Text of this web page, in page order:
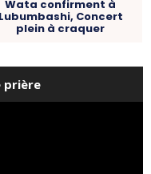
Wata confirment à
Lubumbashi, Concert
plein à craquer
prière